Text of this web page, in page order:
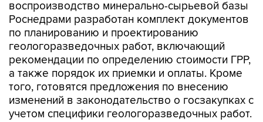
воспроизводство минерально-сырьевой базы
Роснедрами разработан комплект документов
по планированию и проектированию
геологоразведочных работ, включающий
рекомендации по определению стоимости ГРР,
а также порядок их приемки и оплаты. Кроме
того, готовятся предложения по внесению
изменений в законодательство о госзакупках с
учетом специфики геологоразведочных работ.